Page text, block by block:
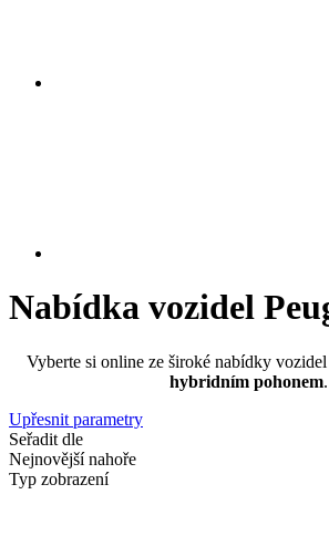
Nabídka vozidel
Vyberte si online ze široké nabídky vozidel
hybridním pohonem.
Upřesnit parametry
Seřadit dle
Nejnovější nahoře
Typ zobrazení